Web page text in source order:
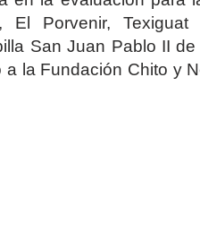
El Porvenir,
San Juan Pablo II
la Fundación Chito y